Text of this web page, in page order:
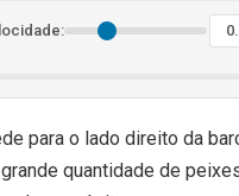
para o lado direito da
quantidade de